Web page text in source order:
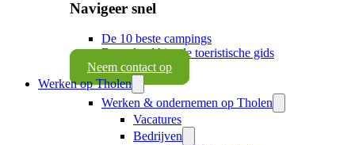
Navigeer snel
De 10 beste campings
Download hier de toeristische gids
Neem contact op
Werken op Tholen
Werken & ondernemen op Tholen
Vacatures
Bedrijven